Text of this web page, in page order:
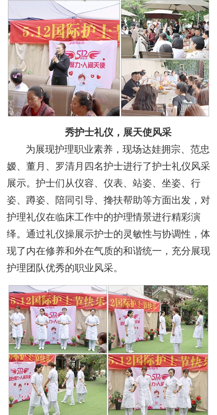
秀护士礼仪，展天使风采
为展现护理职业素养，现场达娃拥宗、范忠
嫒、董月、罗清月四名护士进行了护士礼仪风采
展示。护士们从仪容、仪表、站姿、坐姿、行
姿、蹲姿、陪同引导、搀扶帮助等方面出发，对
护理礼仪在临床工作中的护理情景进行精彩演
绎。通过礼仪操展示护士的灵敏性与协调性，体
现了内在修养和外在气质的和谐统一，充分展现
护理团队优秀的职业风采。